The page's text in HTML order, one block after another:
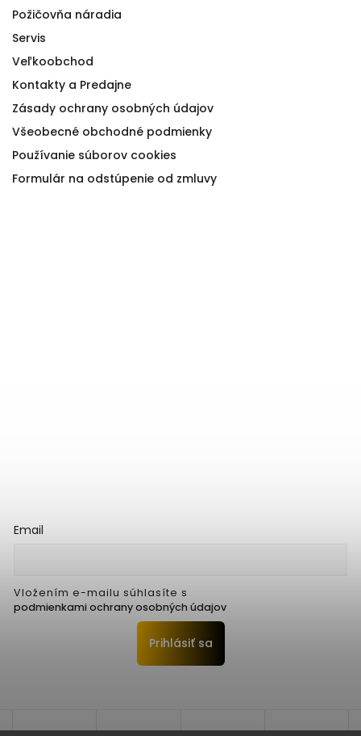
Požičovňa náradia
Servis
Veľkoobchod
Kontakty a Predajne
Zásady ochrany osobných údajov
Všeobecné obchodné podmienky
Používanie súborov cookies
Formulár na odstúpenie od zmluvy
Email
Vložením e-mailu súhlasíte s
podmienkami ochrany osobných údajov
Prihlásiť sa